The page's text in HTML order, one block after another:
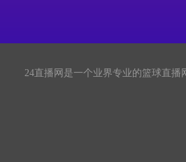
24直播网是一个业界专业的篮球直